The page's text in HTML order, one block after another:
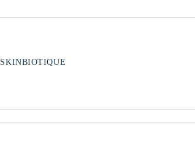
SKINBIOTIQUE